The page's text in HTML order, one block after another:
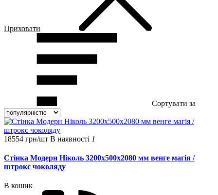
Приховати
Сортувати за
18554 грн/шт В наявності 1
Стінка Модерн Ніколь 3200х500х2080 мм венге магія /
штрокс чоколяду
В кошик